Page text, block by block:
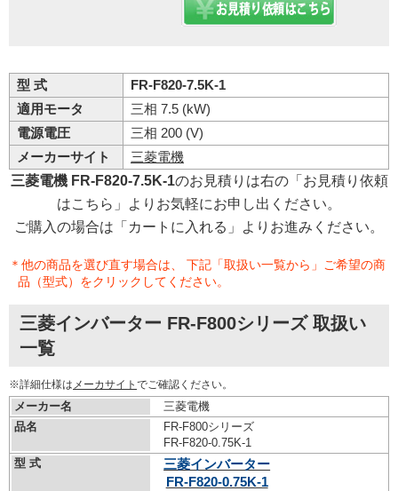
型 式
FR-F820-7.5K-1
適用モータ
三相 7.5 (kW)
電源電圧
三相 200 (V)
メーカーサイト
三菱電機
三菱電機 FR-F820-7.5K-1のお見積りは右の「お見積り依頼
はこちら」よりお気軽にお申し出ください。
ご購入の場合は「カートに入れる」よりお進みください。
＊他の商品を選び直す場合は、 下記「取扱い一覧から」ご希望の商
品（型式）をクリックしてください。
三菱インバーター FR-F800シリーズ 取扱い
一覧
※詳細仕様は メーカサイト でご確認ください。
メーカー名
三菱電機
品名
FR-F800シリーズ
FR-F820-0.75K-1
型 式
三菱インバーター
FR-F820-0.75K-1